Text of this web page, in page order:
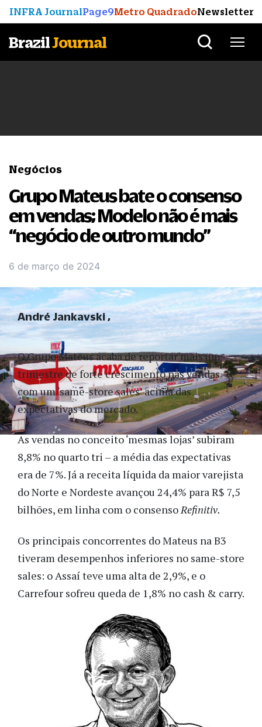
INFRA JournalPage9Metro QuadradoNewsletter
BrazilJournal
Negócios
Grupo Mateus bate o consenso
em vendas; Modelo não é mais
“negócio de outro mundo”
6 de março de 2024
O Grupo Mateus acaba de reportar mais um
trimestre de forte crescimento nas vendas – e
com um ‘same-store sales’ acima das
expectativas do mercado.
As vendas no conceito ‘mesmas lojas’ subiram
8,8% no quarto tri – a média das expectativas
era de 7%. Já a receita líquida da maior varejista
do Norte e Nordeste avançou 24,4% para R$ 7,5
bilhões, em linha com o consensoRefinitiv.
Os principais concorrentes do Mateus na B3
tiveram desempenhos inferiores no same-store
sales: o Assaí teve uma alta de 2,9%, e o
Carrefour sofreu queda de 1,8% no cash & carry.
André Jankavski